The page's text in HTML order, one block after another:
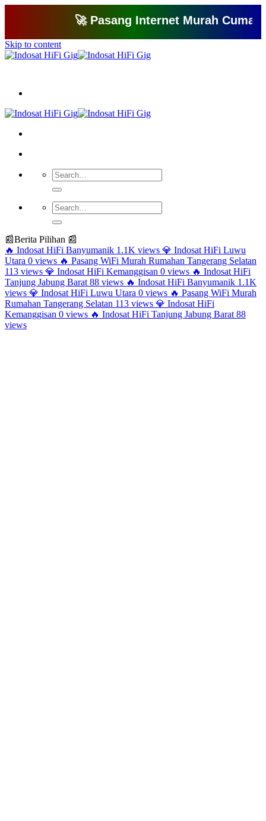
🚀 Pasang Internet Murah Cuma 150
Skip to content
📰Berita Pilihan 📰
🔥 Indosat HiFi Banyumanik 1.1K views 💎 Indosat HiFi Luwu
Utara 0 views 🔥 Pasang WiFi Murah Rumahan Tangerang Selatan
113 views 💎 Indosat HiFi Kemanggisan 0 views 🔥 Indosat HiFi
Tanjung Jabung Barat 88 views 🔥 Indosat HiFi Banyumanik 1.1K
views 💎 Indosat HiFi Luwu Utara 0 views 🔥 Pasang WiFi Murah
Rumahan Tangerang Selatan 113 views 💎 Indosat HiFi
Kemanggisan 0 views 🔥 Indosat HiFi Tanjung Jabung Barat 88
views